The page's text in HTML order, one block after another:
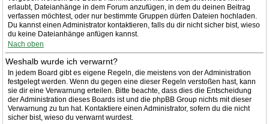
erlaubt, Dateianhänge in dem Forum anzufügen, in dem du deinen Beitrag
verfassen möchtest, oder nur bestimmte Gruppen dürfen Dateien hochladen.
Du kannst einen Administrator kontaktieren, falls du dir nicht sicher bist, wieso
du keine Dateianhänge anfügen kannst.
Nach oben
Weshalb wurde ich verwarnt?
In jedem Board gibt es eigene Regeln, die meistens von der Administration
festgelegt werden. Wenn du gegen eine dieser Regeln verstoßen hast, kann
sie dir eine Verwarnung erteilen. Bitte beachte, dass dies die Entscheidung
der Administration dieses Boards ist und die phpBB Group nichts mit dieser
Verwarnung zu tun hat. Kontaktiere einen Administrator, sofern du die nicht
sicher bist, wieso du verwarnt wurdest.